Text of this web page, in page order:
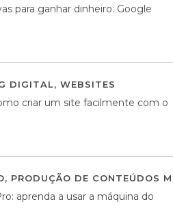
para ganhar dinheiro: Google
DIGITAL, WEBSITES
criar um site facilmente com o
, PRODUÇÃO DE CONTEÚDOS
aprenda a usar a máquina do